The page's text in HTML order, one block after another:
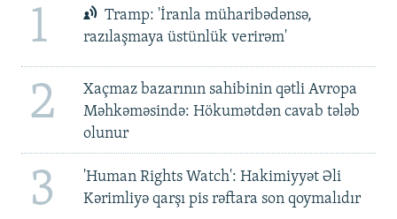
1
Tramp: 'İranla müharibədənsə,
razılaşmaya üstünlük verirəm'
2
Xaçmaz bazarının sahibinin qətli Avropa
Məhkəməsində: Hökumətdən cavab tələb
olunur
3
'Human Rights Watch': Hakimiyyət Əli
Kərimliyə qarşı pis rəftara son qoymalıdır